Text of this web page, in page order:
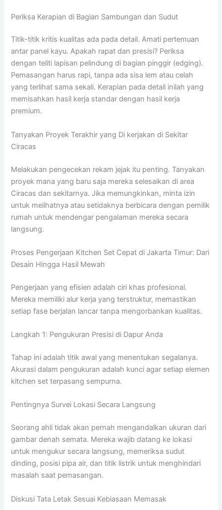
Periksa Kerapian di Bagian Sambungan dan Sudut
Titik-titik kritis kualitas ada pada detail. Amati pertemuan
antar panel kayu. Apakah rapat dan presisi? Periksa
dengan teliti lapisan pelindung di bagian pinggir (edging).
Pemasangan harus rapi, tanpa ada sisa lem atau celah
yang terlihat sama sekali. Kerapian pada detail inilah yang
memisahkan hasil kerja standar dengan hasil kerja
premium.
Tanyakan Proyek Terakhir yang Di kerjakan di Sekitar
Ciracas
Melakukan pengecekan rekam jejak itu penting. Tanyakan
proyek mana yang baru saja mereka selesaikan di area
Ciracas dan sekitarnya. Jika memungkinkan, minta izin
untuk melihatnya atau setidaknya berbicara dengan pemilik
rumah untuk mendengar pengalaman mereka secara
langsung.
Proses Pengerjaan Kitchen Set Cepat di Jakarta Timur: Dari
Desain Hingga Hasil Mewah
Pengerjaan yang efisien adalah ciri khas profesional.
Mereka memiliki alur kerja yang terstruktur, memastikan
setiap fase berjalan lancar tanpa mengorbankan kualitas.
Langkah 1: Pengukuran Presisi di Dapur Anda
Tahap ini adalah titik awal yang menentukan segalanya.
Akurasi dalam pengukuran adalah kunci agar setiap elemen
kitchen set terpasang sempurna.
Pentingnya Survei Lokasi Secara Langsung
Seorang ahli tidak akan pernah mengandalkan ukuran dari
gambar denah semata. Mereka wajib datang ke lokasi
untuk mengukur secara langsung, memeriksa sudut
dinding, posisi pipa air, dan titik listrik untuk menghindari
masalah saat pemasangan.
Diskusi Tata Letak Sesuai Kebiasaan Memasak